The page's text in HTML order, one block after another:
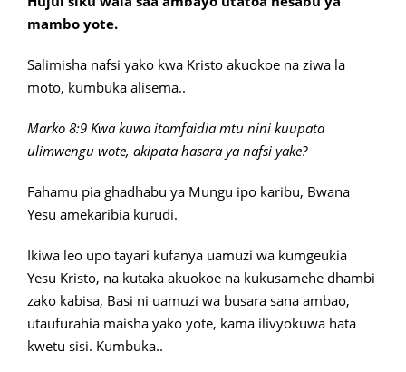
mambo yote.
Salimisha nafsi yako kwa Kristo akuokoe na ziwa la
moto, kumbuka alisema..
Marko 8:9 Kwa kuwa itamfaidia mtu nini kuupata
ulimwengu wote, akipata hasara ya nafsi yake?
Fahamu pia ghadhabu ya Mungu ipo karibu, Bwana
Yesu amekaribia kurudi.
Ikiwa leo upo tayari kufanya uamuzi wa kumgeukia
Yesu Kristo, na kutaka akuokoe na kukusamehe dhambi
zako kabisa, Basi ni uamuzi wa busara sana ambao,
utaufurahia maisha yako yote, kama ilivyokuwa hata
kwetu sisi. Kumbuka..